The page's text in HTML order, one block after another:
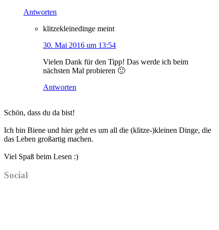
Antworten
klitzekleinedinge meint
30. Mai 2016 um 13:54
Vielen Dank für den Tipp! Das werde ich beim
nächsten Mal probieren 🙂
Antworten
Sidebar
Schön, dass du da bist!
Ich bin Biene und hier geht es um all die (klitze-)kleinen Dinge, die
das Leben großartig machen.
Viel Spaß beim Lesen :)
Social